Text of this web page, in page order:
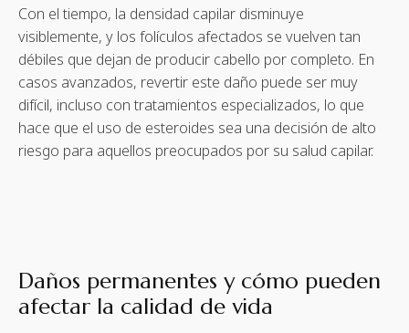
Con el tiempo, la densidad capilar disminuye
visiblemente, y los folículos afectados se vuelven tan
débiles que dejan de producir cabello por completo. En
casos avanzados, revertir este daño puede ser muy
difícil, incluso con tratamientos especializados, lo que
hace que el uso de esteroides sea una decisión de alto
riesgo para aquellos preocupados por su salud capilar.
Daños permanentes y cómo pueden
afectar la calidad de vida